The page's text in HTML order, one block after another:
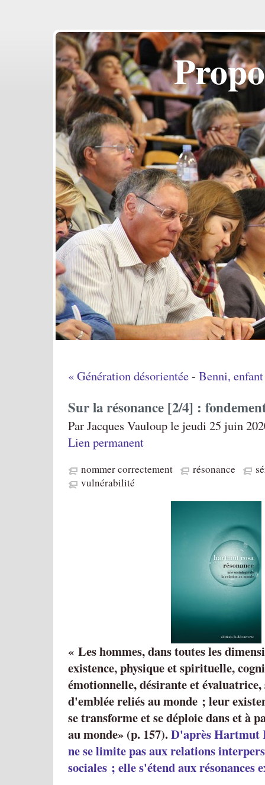
« Génération désorientée- Benni,
Sur la résonance [2/4] :
Par Jacques Vauloup le jeudi 25 juin
Lien permanent
nommer correctement résonance
vulnérabilité
« Les hommes, dans toutes les
existence, physique et spirituelle,
émotionnelle, désirante et
d'emblée reliés au monde ; leur
se transforme et se déploie dans et à
au monde» (p. 157).D'après Hartmut
ne se limite pas aux relations
sociales ; elle s'étend aux résonances